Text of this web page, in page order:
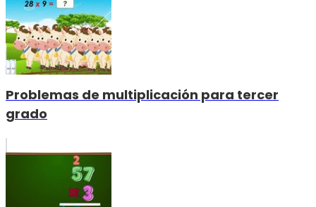
Problemas de multiplicación para tercer
grado